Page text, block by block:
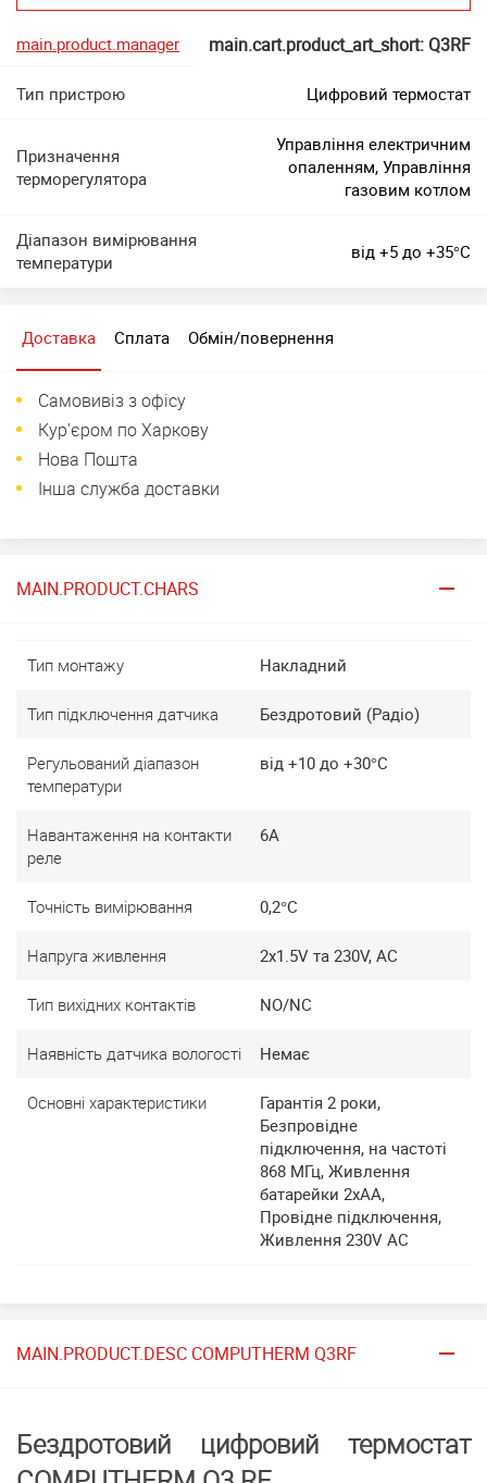
main.product.manager main.cart.product_art_short: Q3RF
Тип пристрою Цифровий термостат
Призначення
терморегулятора
Управління електричним
опаленням, Управління
газовим котлом
Діапазон вимірювання
температури
від +5 до +35°C
Доставка Сплата Обмін/повернення
Самовивіз з офісу
Кур'єром по Харкову
Нова Пошта
Інша служба доставки
MAIN.PRODUCT.CHARS
Тип монтажу Накладний
Тип підключення датчика Бездротовий (Радіо)
Регульований діапазон
температури
від +10 до +30°C
Навантаження на контакти
реле
6A
Точність вимірювання 0,2°C
Напруга живлення 2x1.5V та 230V, AC
Тип вихідних контактів NO/NC
Наявність датчика вологості Немає
Основні характеристики
Гарантія 2 роки,
Безпровідне
підключення, на частоті
868 МГц, Живлення
батарейки 2хАА,
Провідне підключення,
Живлення 230V AC
MAIN.PRODUCT.DESC COMPUTHERM Q3RF
Бездротовий цифровий термостат